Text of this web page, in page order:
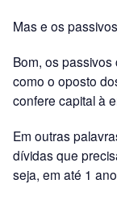
Mas e os
Bom, os
como o oposto
confere capital à
Em outras
dívidas que
seja, em até 1